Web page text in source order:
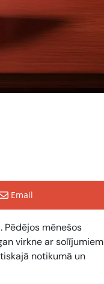
Email
mēnešos
virkne ar solījumiem
notikumā un